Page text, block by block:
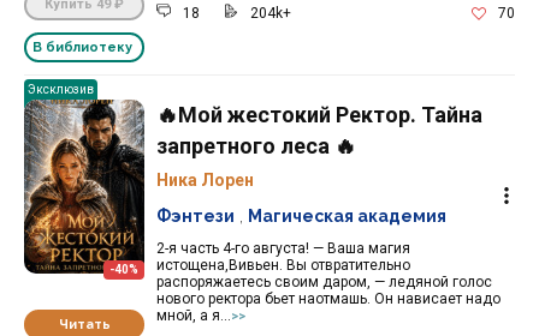
Купить 49 ₽
В библиотеку
18 204k+ 70
Эксклюзив
-40%
Читать
🔥Мой жестокий Ректор. Тайна
запретного леса 🔥
Ника Лорен
2-я часть 4-го августа! — Ваша магия
истощена,Вивьен. Вы отвратительно
распоряжаетесь своим даром, — ледяной голос
нового ректора бьет наотмашь. Он нависает надо
мной, а я...
>>
Фэнтези Магическая академия